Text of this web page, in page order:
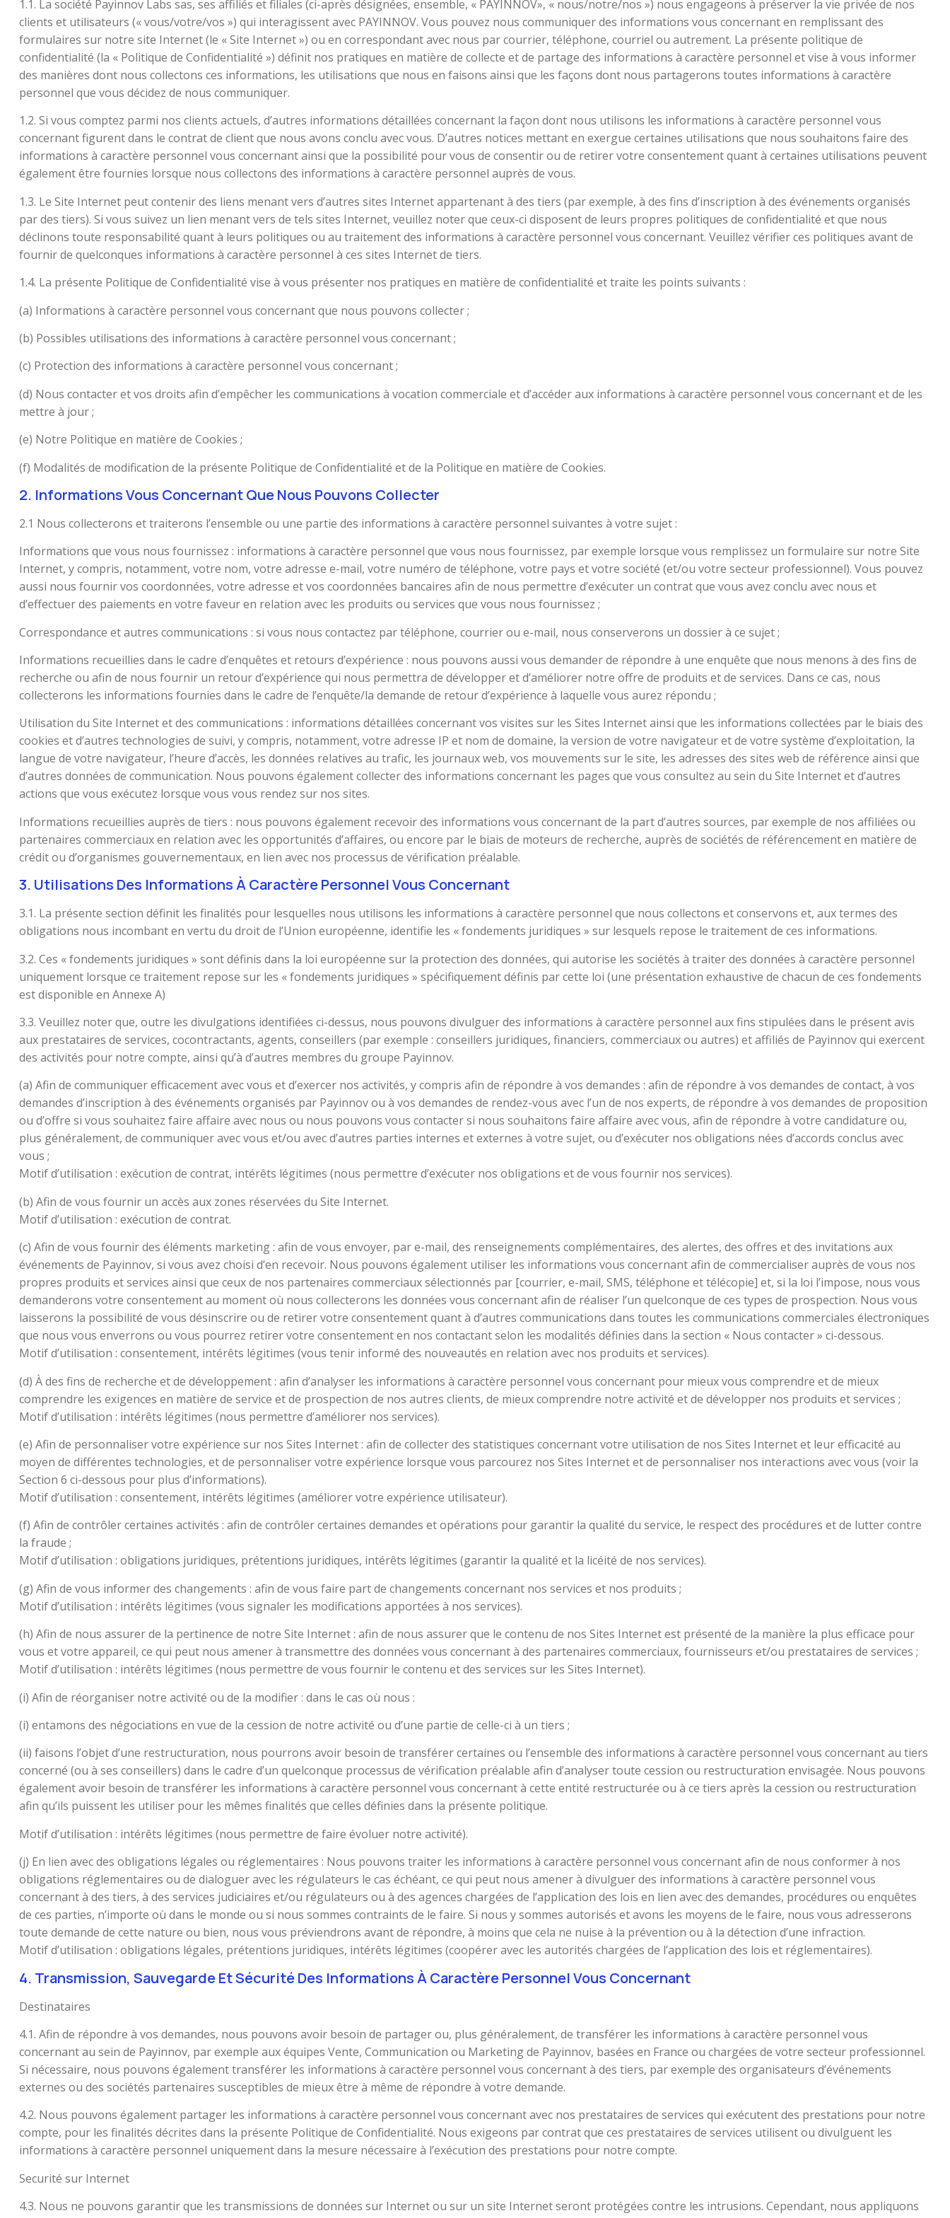
1.1. La société Payinnov Labs sas, ses affiliés et filiales (ci-après désignées, ensemble, « PAYINNOV», « nous/notre/nos ») nous engageons à préserver la vie privée de nos
clients et utilisateurs (« vous/votre/vos ») qui interagissent avec PAYINNOV. Vous pouvez nous communiquer des informations vous concernant en remplissant des
formulaires sur notre site Internet (le « Site Internet ») ou en correspondant avec nous par courrier, téléphone, courriel ou autrement. La présente politique de
confidentialité (la « Politique de Confidentialité ») définit nos pratiques en matière de collecte et de partage des informations à caractère personnel et vise à vous informer
des manières dont nous collectons ces informations, les utilisations que nous en faisons ainsi que les façons dont nous partagerons toutes informations à caractère
personnel que vous décidez de nous communiquer.
1.2. Si vous comptez parmi nos clients actuels, d’autres informations détaillées concernant la façon dont nous utilisons les informations à caractère personnel vous
concernant figurent dans le contrat de client que nous avons conclu avec vous. D’autres notices mettant en exergue certaines utilisations que nous souhaitons faire des
informations à caractère personnel vous concernant ainsi que la possibilité pour vous de consentir ou de retirer votre consentement quant à certaines utilisations peuvent
également être fournies lorsque nous collectons des informations à caractère personnel auprès de vous.
1.3. Le Site Internet peut contenir des liens menant vers d’autres sites Internet appartenant à des tiers (par exemple, à des fins d’inscription à des événements organisés
par des tiers). Si vous suivez un lien menant vers de tels sites Internet, veuillez noter que ceux-ci disposent de leurs propres politiques de confidentialité et que nous
déclinons toute responsabilité quant à leurs politiques ou au traitement des informations à caractère personnel vous concernant. Veuillez vérifier ces politiques avant de
fournir de quelconques informations à caractère personnel à ces sites Internet de tiers.
1.4. La présente Politique de Confidentialité vise à vous présenter nos pratiques en matière de confidentialité et traite les points suivants :
(a) Informations à caractère personnel vous concernant que nous pouvons collecter ;
(b) Possibles utilisations des informations à caractère personnel vous concernant ;
(c) Protection des informations à caractère personnel vous concernant ;
(d) Nous contacter et vos droits afin d’empêcher les communications à vocation commerciale et d’accéder aux informations à caractère personnel vous concernant et de les
mettre à jour ;
(e) Notre Politique en matière de Cookies ;
(f) Modalités de modification de la présente Politique de Confidentialité et de la Politique en matière de Cookies.
2. Informations Vous Concernant Que Nous Pouvons Collecter
2.1 Nous collecterons et traiterons l’ensemble ou une partie des informations à caractère personnel suivantes à votre sujet :
Informations que vous nous fournissez : informations à caractère personnel que vous nous fournissez, par exemple lorsque vous remplissez un formulaire sur notre Site
Internet, y compris, notamment, votre nom, votre adresse e-mail, votre numéro de téléphone, votre pays et votre société (et/ou votre secteur professionnel). Vous pouvez
aussi nous fournir vos coordonnées, votre adresse et vos coordonnées bancaires afin de nous permettre d’exécuter un contrat que vous avez conclu avec nous et
d’effectuer des paiements en votre faveur en relation avec les produits ou services que vous nous fournissez ;
Correspondance et autres communications : si vous nous contactez par téléphone, courrier ou e-mail, nous conserverons un dossier à ce sujet ;
Informations recueillies dans le cadre d’enquêtes et retours d’expérience : nous pouvons aussi vous demander de répondre à une enquête que nous menons à des fins de
recherche ou afin de nous fournir un retour d’expérience qui nous permettra de développer et d’améliorer notre offre de produits et de services. Dans ce cas, nous
collecterons les informations fournies dans le cadre de l’enquête/la demande de retour d’expérience à laquelle vous aurez répondu ;
Utilisation du Site Internet et des communications : informations détaillées concernant vos visites sur les Sites Internet ainsi que les informations collectées par le biais des
cookies et d’autres technologies de suivi, y compris, notamment, votre adresse IP et nom de domaine, la version de votre navigateur et de votre système d’exploitation, la
langue de votre navigateur, l’heure d’accès, les données relatives au trafic, les journaux web, vos mouvements sur le site, les adresses des sites web de référence ainsi que
d’autres données de communication. Nous pouvons également collecter des informations concernant les pages que vous consultez au sein du Site Internet et d’autres
actions que vous exécutez lorsque vous vous rendez sur nos sites.
Informations recueillies auprès de tiers : nous pouvons également recevoir des informations vous concernant de la part d’autres sources, par exemple de nos affiliées ou
partenaires commerciaux en relation avec les opportunités d’affaires, ou encore par le biais de moteurs de recherche, auprès de sociétés de référencement en matière de
crédit ou d’organismes gouvernementaux, en lien avec nos processus de vérification préalable.
3. Utilisations Des Informations À Caractère Personnel Vous Concernant
3.1. La présente section définit les finalités pour lesquelles nous utilisons les informations à caractère personnel que nous collectons et conservons et, aux termes des
obligations nous incombant en vertu du droit de l’Union européenne, identifie les « fondements juridiques » sur lesquels repose le traitement de ces informations.
3.2. Ces « fondements juridiques » sont définis dans la loi européenne sur la protection des données, qui autorise les sociétés à traiter des données à caractère personnel
uniquement lorsque ce traitement repose sur les « fondements juridiques » spécifiquement définis par cette loi (une présentation exhaustive de chacun de ces fondements
est disponible en Annexe A)
3.3. Veuillez noter que, outre les divulgations identifiées ci-dessus, nous pouvons divulguer des informations à caractère personnel aux fins stipulées dans le présent avis
aux prestataires de services, cocontractants, agents, conseillers (par exemple : conseillers juridiques, financiers, commerciaux ou autres) et affiliés de Payinnov qui exercent
des activités pour notre compte, ainsi qu’à d’autres membres du groupe Payinnov.
(a) Afin de communiquer efficacement avec vous et d’exercer nos activités, y compris afin de répondre à vos demandes : afin de répondre à vos demandes de contact, à vos
demandes d’inscription à des événements organisés par Payinnov ou à vos demandes de rendez-vous avec l’un de nos experts, de répondre à vos demandes de proposition
ou d’offre si vous souhaitez faire affaire avec nous ou nous pouvons vous contacter si nous souhaitons faire affaire avec vous, afin de répondre à votre candidature ou,
plus généralement, de communiquer avec vous et/ou avec d’autres parties internes et externes à votre sujet, ou d’exécuter nos obligations nées d’accords conclus avec
vous ;
Motif d’utilisation : exécution de contrat, intérêts légitimes (nous permettre d’exécuter nos obligations et de vous fournir nos services).
(b) Afin de vous fournir un accès aux zones réservées du Site Internet.
Motif d’utilisation : exécution de contrat.
(c) Afin de vous fournir des éléments marketing : afin de vous envoyer, par e-mail, des renseignements complémentaires, des alertes, des offres et des invitations aux
événements de Payinnov, si vous avez choisi d’en recevoir. Nous pouvons également utiliser les informations vous concernant afin de commercialiser auprès de vous nos
propres produits et services ainsi que ceux de nos partenaires commerciaux sélectionnés par [courrier, e-mail, SMS, téléphone et télécopie] et, si la loi l’impose, nous vous
demanderons votre consentement au moment où nous collecterons les données vous concernant afin de réaliser l’un quelconque de ces types de prospection. Nous vous
laisserons la possibilité de vous désinscrire ou de retirer votre consentement quant à d’autres communications dans toutes les communications commerciales électroniques
que nous vous enverrons ou vous pourrez retirer votre consentement en nos contactant selon les modalités définies dans la section « Nous contacter » ci-dessous.
Motif d’utilisation : consentement, intérêts légitimes (vous tenir informé des nouveautés en relation avec nos produits et services).
(d) À des fins de recherche et de développement : afin d’analyser les informations à caractère personnel vous concernant pour mieux vous comprendre et de mieux
comprendre les exigences en matière de service et de prospection de nos autres clients, de mieux comprendre notre activité et de développer nos produits et services ;
Motif d’utilisation : intérêts légitimes (nous permettre d’améliorer nos services).
(e) Afin de personnaliser votre expérience sur nos Sites Internet : afin de collecter des statistiques concernant votre utilisation de nos Sites Internet et leur efficacité au
moyen de différentes technologies, et de personnaliser votre expérience lorsque vous parcourez nos Sites Internet et de personnaliser nos interactions avec vous (voir la
Section 6 ci-dessous pour plus d’informations).
Motif d’utilisation : consentement, intérêts légitimes (améliorer votre expérience utilisateur).
(f) Afin de contrôler certaines activités : afin de contrôler certaines demandes et opérations pour garantir la qualité du service, le respect des procédures et de lutter contre
la fraude ;
Motif d’utilisation : obligations juridiques, prétentions juridiques, intérêts légitimes (garantir la qualité et la licéité de nos services).
(g) Afin de vous informer des changements : afin de vous faire part de changements concernant nos services et nos produits ;
Motif d’utilisation : intérêts légitimes (vous signaler les modifications apportées à nos services).
(h) Afin de nous assurer de la pertinence de notre Site Internet : afin de nous assurer que le contenu de nos Sites Internet est présenté de la manière la plus efficace pour
vous et votre appareil, ce qui peut nous amener à transmettre des données vous concernant à des partenaires commerciaux, fournisseurs et/ou prestataires de services ;
Motif d’utilisation : intérêts légitimes (nous permettre de vous fournir le contenu et des services sur les Sites Internet).
(i) Afin de réorganiser notre activité ou de la modifier : dans le cas où nous :
(i) entamons des négociations en vue de la cession de notre activité ou d’une partie de celle-ci à un tiers ;
(ii) faisons l’objet d’une restructuration, nous pourrons avoir besoin de transférer certaines ou l’ensemble des informations à caractère personnel vous concernant au tiers
concerné (ou à ses conseillers) dans le cadre d’un quelconque processus de vérification préalable afin d’analyser toute cession ou restructuration envisagée. Nous pouvons
également avoir besoin de transférer les informations à caractère personnel vous concernant à cette entité restructurée ou à ce tiers après la cession ou restructuration
afin qu’ils puissent les utiliser pour les mêmes finalités que celles définies dans la présente politique.
Motif d’utilisation : intérêts légitimes (nous permettre de faire évoluer notre activité).
(j) En lien avec des obligations légales ou réglementaires : Nous pouvons traiter les informations à caractère personnel vous concernant afin de nous conformer à nos
obligations réglementaires ou de dialoguer avec les régulateurs le cas échéant, ce qui peut nous amener à divulguer des informations à caractère personnel vous
concernant à des tiers, à des services judiciaires et/ou régulateurs ou à des agences chargées de l’application des lois en lien avec des demandes, procédures ou enquêtes
de ces parties, n’importe où dans le monde ou si nous sommes contraints de le faire. Si nous y sommes autorisés et avons les moyens de le faire, nous vous adresserons
toute demande de cette nature ou bien, nous vous préviendrons avant de répondre, à moins que cela ne nuise à la prévention ou à la détection d’une infraction.
Motif d’utilisation : obligations légales, prétentions juridiques, intérêts légitimes (coopérer avec les autorités chargées de l’application des lois et réglementaires).
4. Transmission, Sauvegarde Et Sécurité Des Informations À Caractère Personnel Vous Concernant
Destinataires
4.1. Afin de répondre à vos demandes, nous pouvons avoir besoin de partager ou, plus généralement, de transférer les informations à caractère personnel vous
concernant au sein de Payinnov, par exemple aux équipes Vente, Communication ou Marketing de Payinnov, basées en France ou chargées de votre secteur professionnel.
Si nécessaire, nous pouvons également transférer les informations à caractère personnel vous concernant à des tiers, par exemple des organisateurs d’événements
externes ou des sociétés partenaires susceptibles de mieux être à même de répondre à votre demande.
4.2. Nous pouvons également partager les informations à caractère personnel vous concernant avec nos prestataires de services qui exécutent des prestations pour notre
compte, pour les finalités décrites dans la présente Politique de Confidentialité. Nous exigeons par contrat que ces prestataires de services utilisent ou divulguent les
informations à caractère personnel uniquement dans la mesure nécessaire à l’exécution des prestations pour notre compte.
Securité sur Internet
4.3. Nous ne pouvons garantir que les transmissions de données sur Internet ou sur un site Internet seront protégées contre les intrusions. Cependant, nous appliquons